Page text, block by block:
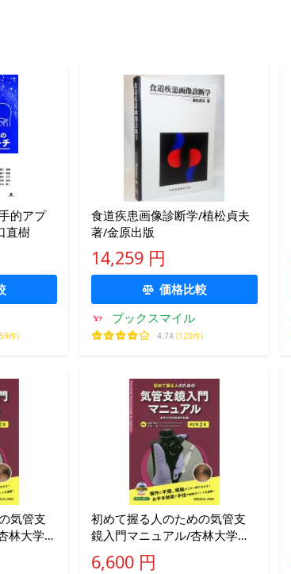
的アプ
直樹
件)
食道疾患画像診断学/植松貞夫
著/金原出版
14,259 円
価格比較
ブックスマイル
4.74(120件)
気管支
林大学呼
初めて握る人のための気管支
鏡入門マニュアル/杏林大学呼
吸器内科/石井晴之/小林史
6,600 円